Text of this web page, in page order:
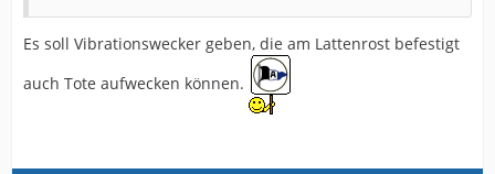
Es soll Vibrationswecker geben, die am Lattenrost befestigt
auch Tote aufwecken können.